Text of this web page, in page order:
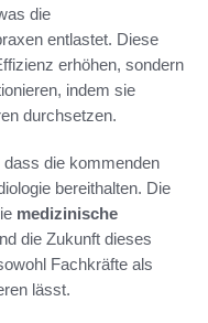
die
entlastet. Diese
erhöhen, sondern
indem sie
durchsetzen.
die kommenden
bereithalten. Die
medizinische
die Zukunft dieses
Fachkräfte als
lässt.